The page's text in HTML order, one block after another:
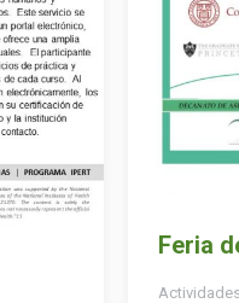
Feria